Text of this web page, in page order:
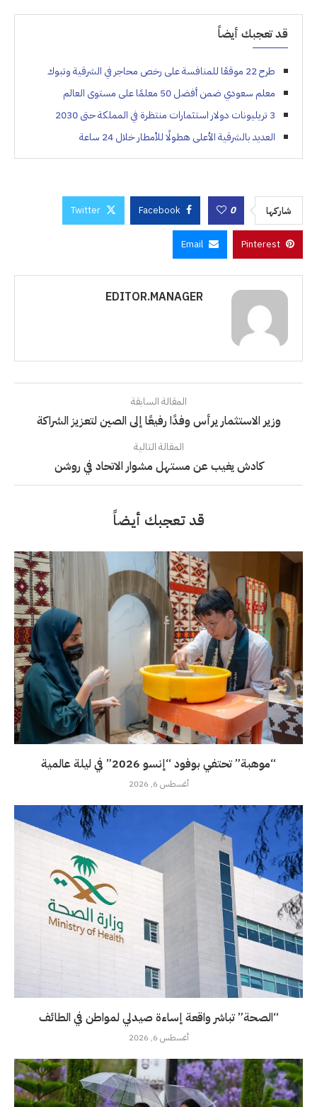
قد تعجبك أيضاً
طرح 22 موقعًا للمنافسة على رخص محاجر في الشرقية وتبوك
معلم سعودي ضمن أفضل 50 معلمًا على مستوى العالم
3 تريليونات دولار استثمارات منتظرة في المملكة حتى 2030
العديد بالشرقية الأعلى هطولًا للأمطار خلال 24 ساعة
شاركها 0
Facebook
Twitter
Pinterest
Email
EDITOR.MANAGER
المقالة السابقة
وزير الاستثمار يرأس وفدًا رفيعًا إلى الصين لتعزيز الشراكة
المقالة التالية
كادش يغيب عن مستهل مشوار الاتحاد في روشن
قد تعجبك أيضاً
“موهبة” تحتفي بوفود “إنسو 2026” في ليلة عالمية
أغسطس 6, 2026
“الصحة” تباشر واقعة إساءة صيدلي لمواطن في الطائف
أغسطس 6, 2026